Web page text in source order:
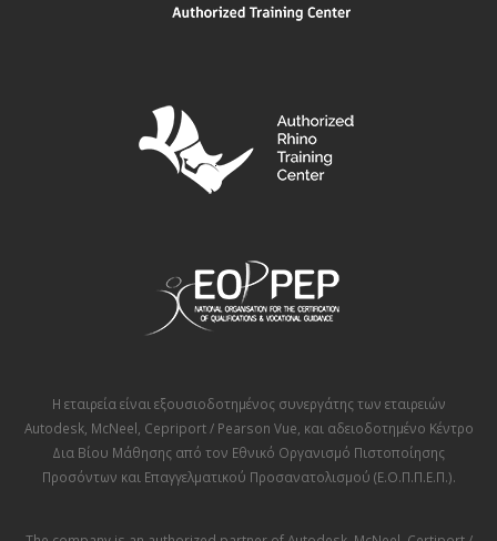
Η εταιρεία είναι εξουσιοδοτημένος συνεργάτης των εταιρειών
Autodesk, McNeel Cepriport / Pearson Vue , και αδειοδοτημένο Κέντρο
Δια Βίου Μάθησης από τον Εθνικό Οργανισμό Πιστοποίησης
Προσόντων και Επαγγελματικού Προσανατολισμού (Ε.Ο.Π.Π.Ε.Π.).